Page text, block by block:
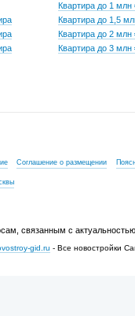
Квартира до 1 млн
Квартира до 1,5
Квартира до 2 млн
Квартира до 3 млн
Соглашение о размещении
связанным с
gid.ru - Все новостройки